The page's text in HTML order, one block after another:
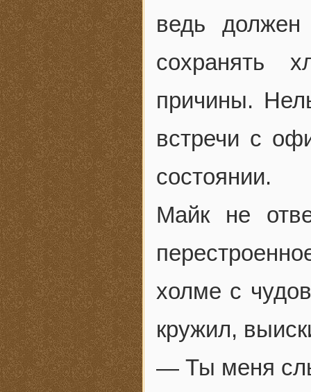
ведь
сохранять
причины.
встречи с
состоянии.
Майк не
холме с
кружил,
— Ты меня